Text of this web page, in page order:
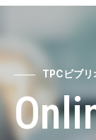
TPCビブリ